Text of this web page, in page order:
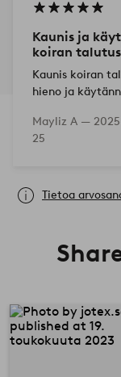
Kaunis ja
koiran
Kaunis koiran
hieno ja
Erittäin
Mayliz A —
25
Tietoa